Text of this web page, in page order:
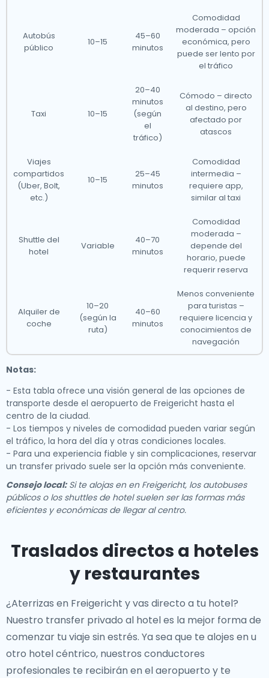
Autobús
público
10–15
45–60
minutos
Comodidad
moderada – opción
económica, pero
puede ser lento por
el tráfico
Taxi 10–15
20–40
minutos
(según
el
tráfico)
Cómodo – directo
al destino, pero
afectado por
atascos
Viajes
compartidos
(Uber, Bolt,
etc.)
10–15
25–45
minutos
Comodidad
intermedia –
requiere app,
similar al taxi
Shuttle del
hotel
Variable
40–70
minutos
Comodidad
moderada –
depende del
horario, puede
requerir reserva
Alquiler de
coche
10–20
(según la
ruta)
40–60
minutos
Menos conveniente
para turistas –
requiere licencia y
conocimientos de
navegación
Notas:
- Esta tabla ofrece una visión general de las opciones de
transporte desde el aeropuerto de Freigericht hasta el
centro de la ciudad.
- Los tiempos y niveles de comodidad pueden variar según
el tráfico, la hora del día y otras condiciones locales.
- Para una experiencia fiable y sin complicaciones, reservar
un transfer privado suele ser la opción más conveniente.
Consejo local:Si te alojas en en Freigericht, los autobuses
públicos o los shuttles de hotel suelen ser las formas más
eficientes y económicas de llegar al centro.
Traslados directos a hoteles
y restaurantes
¿Aterrizas en Freigericht y vas directo a tu hotel?
Nuestro transfer privado al hoteles la mejor forma de
comenzar tu viaje sin estrés. Ya sea que te alojes en u
otro hotel céntrico, nuestros conductores
profesionales te recibirán en el aeropuerto y te